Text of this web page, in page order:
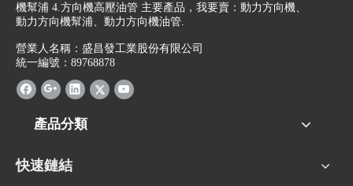
機幫浦 4.方向機高壓油管 主要產品，我要賣：動力方向機、
動力方向機幫浦、動力方向機油管.
營業人名稱：盛昌發工業股份有限公司
統一編號：89768878
產品分類
快速鏈結